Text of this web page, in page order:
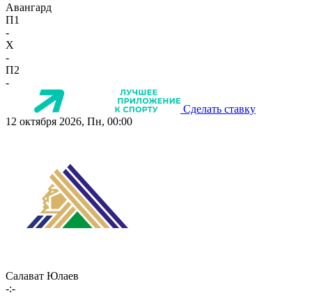
Авангард
П1
-
X
-
П2
-
Сделать ставку
12 октября 2026, Пн, 00:00
Салават Юлаев
-:-